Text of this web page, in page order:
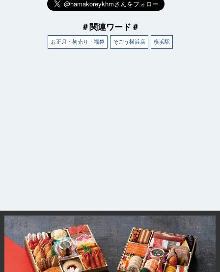
＃関連ワード＃
お正月・初売り・福袋 そごう横浜店 横浜駅
ランキング
ブログ記事